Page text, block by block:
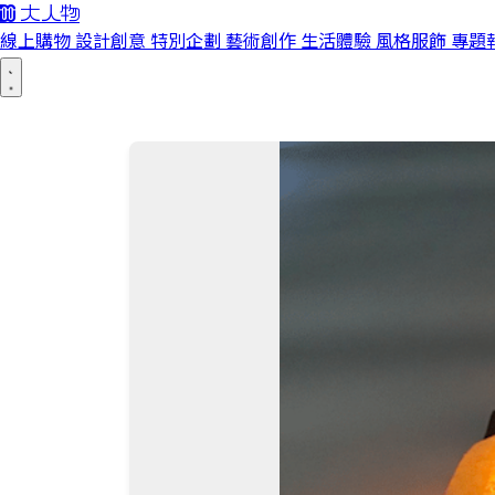
線上購物 設計創意 特別企劃 藝術創作 生活體驗 風格服飾 專題